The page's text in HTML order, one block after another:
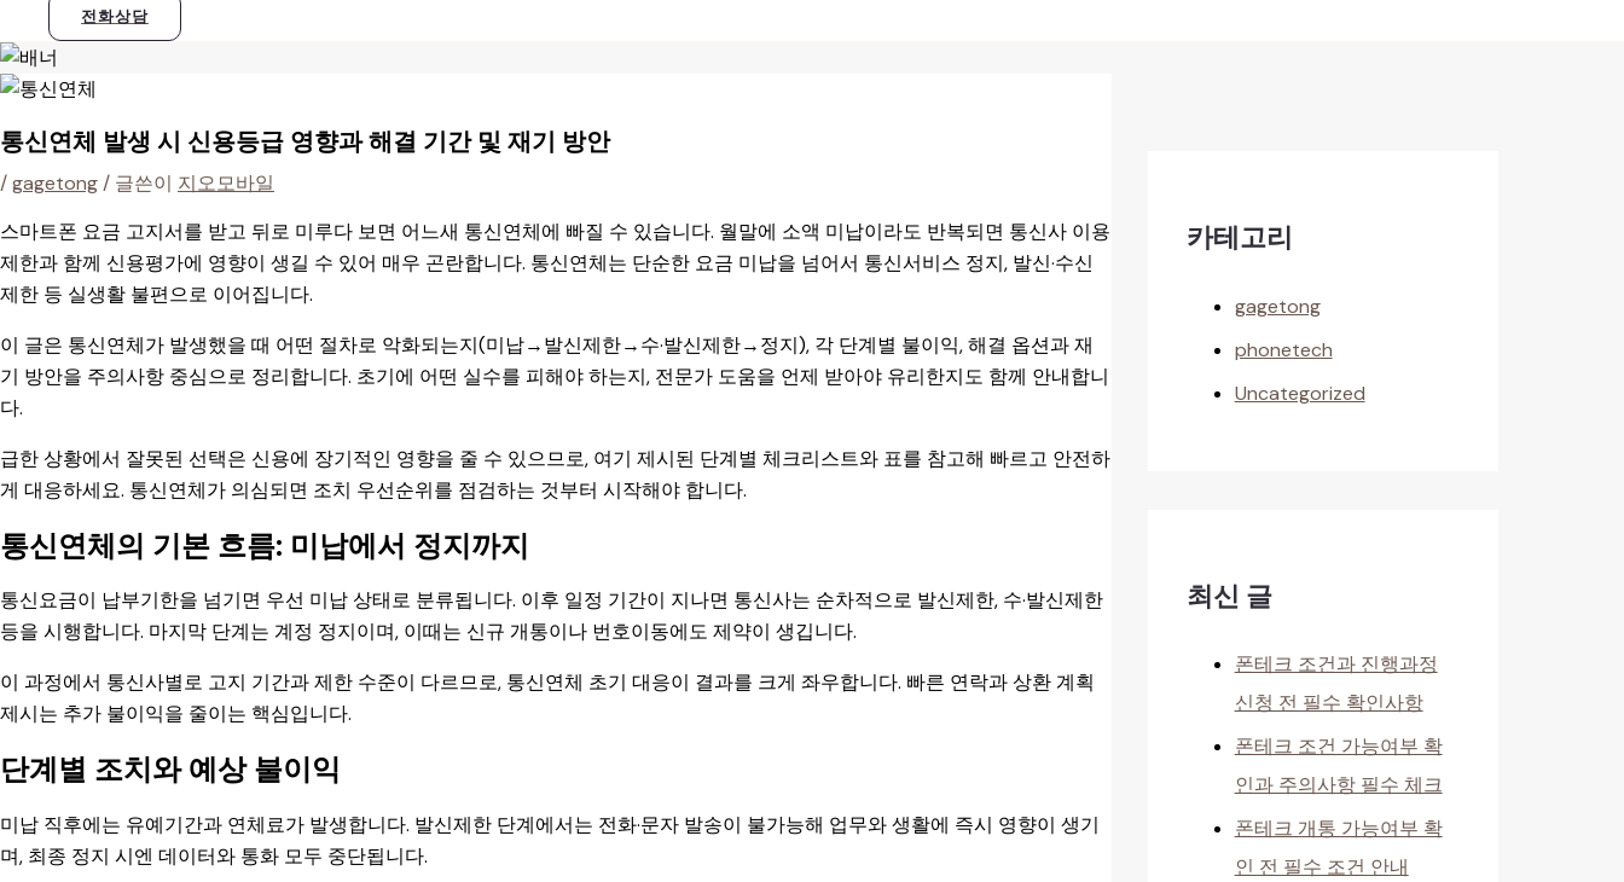
전화상담
통신연체 발생 시 신용등급 영향과 해결 기간 및 재기 방안
/gagetong / 글쓴이 지오모바일
스마트폰 요금 고지서를 받고 뒤로 미루다 보면 어느새 통신연체에 빠질 수 있습니다. 월말에 소액 미납이라도 반복되면 통신사 이용
제한과 함께 신용평가에 영향이 생길 수 있어 매우 곤란합니다. 통신연체는 단순한 요금 미납을 넘어서 통신서비스 정지, 발신·수신
제한 등 실생활 불편으로 이어집니다.
이 글은 통신연체가 발생했을 때 어떤 절차로 악화되는지(미납→발신제한→수·발신제한→정지), 각 단계별 불이익, 해결 옵션과 재
기 방안을 주의사항 중심으로 정리합니다. 초기에 어떤 실수를 피해야 하는지, 전문가 도움을 언제 받아야 유리한지도 함께 안내합니
다.
급한 상황에서 잘못된 선택은 신용에 장기적인 영향을 줄 수 있으므로, 여기 제시된 단계별 체크리스트와 표를 참고해 빠르고 안전하
게 대응하세요. 통신연체가 의심되면 조치 우선순위를 점검하는 것부터 시작해야 합니다.
통신연체의 기본 흐름: 미납에서 정지까지
통신요금이 납부기한을 넘기면 우선 미납 상태로 분류됩니다. 이후 일정 기간이 지나면 통신사는 순차적으로 발신제한, 수·발신제한
등을 시행합니다. 마지막 단계는 계정 정지이며, 이때는 신규 개통이나 번호이동에도 제약이 생깁니다.
이 과정에서 통신사별로 고지 기간과 제한 수준이 다르므로, 통신연체 초기 대응이 결과를 크게 좌우합니다. 빠른 연락과 상환 계획
제시는 추가 불이익을 줄이는 핵심입니다.
단계별 조치와 예상 불이익
미납 직후에는 유예기간과 연체료가 발생합니다. 발신제한 단계에서는 전화·문자 발송이 불가능해 업무와 생활에 즉시 영향이 생기
며, 최종 정지 시엔 데이터와 통화 모두 중단됩니다.
카테고리
gagetong
phonetech
Uncategorized
최신 글
폰테크 조건과 진행과정
신청 전 필수 확인사항
폰테크 조건 가능여부 확
인과 주의사항 필수 체크
폰테크 개통 가능여부 확
인 전 필수 조건 안내